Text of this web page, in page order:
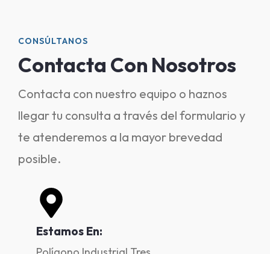
CONSÚLTANOS
Contacta Con Nosotros
Contacta con nuestro equipo o haznos
llegar tu consulta a través del formulario y
te atenderemos a la mayor brevedad
posible.
Estamos En: